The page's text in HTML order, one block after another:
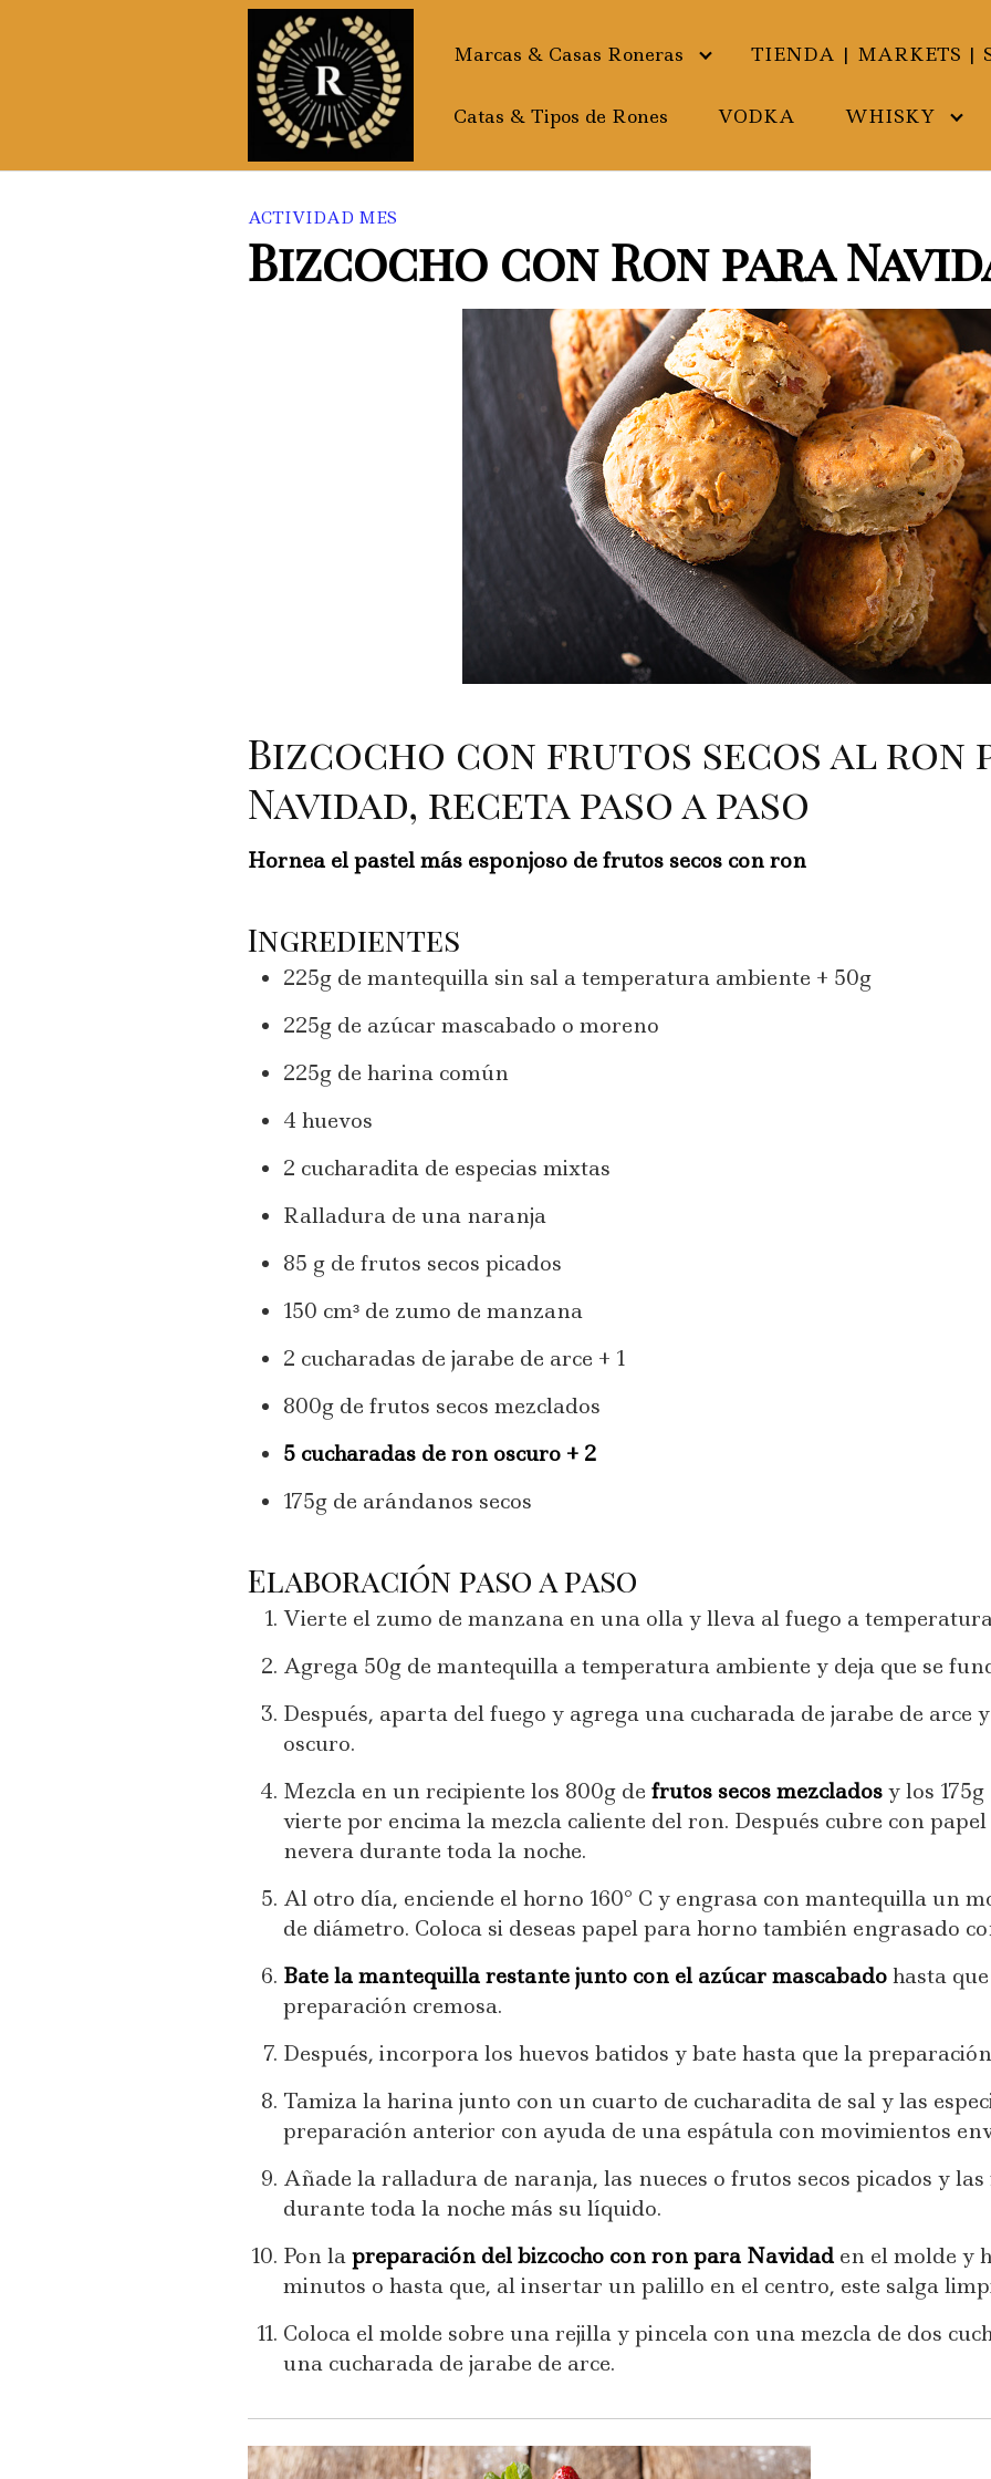
Marcas & Casas Roneras TIENDA | MARKETS |
Catas & Tipos de Rones VODKA WHISKY
ACTIVIDAD MES
Bizcocho con Ron para
Bizcocho con frutos secos al ron
Navidad, receta paso a paso
Hornea el pastel más esponjoso de frutos secos con ron
Ingredientes
225g de mantequilla sin sal a temperatura ambiente + 50g
225g de azúcar mascabado o moreno
225g de harina común
4 huevos
2 cucharadita de especias mixtas
Ralladura de una naranja
85 g de frutos secos picados
150 cm³ de zumo de manzana
2 cucharadas de jarabe de arce + 1
800g de frutos secos mezclados
5 cucharadas de ron oscuro + 2
175g de arándanos secos
Elaboración paso a paso
Vierte el zumo de manzana en una olla y lleva al fuego a
Agrega 50g de mantequilla a temperatura ambiente y deja que se
Después, aparta del fuego y agrega una cucharada de jarabe de arce
oscuro.
Mezcla en un recipiente los 800g de frutos secos mezclados y los
vierte por encima la mezcla caliente del ron. Después cubre con
nevera durante toda la noche.
Al otro día, enciende el horno 160° C y engrasa con mantequilla un
de diámetro. Coloca si deseas papel para horno también engrasado
Bate la mantequilla restante junto con el azúcar mascabado hasta
preparación cremosa.
Después, incorpora los huevos batidos y bate hasta que la
Tamiza la harina junto con un cuarto de cucharadita de sal y las
preparación anterior con ayuda de una espátula con movimientos
Añade la ralladura de naranja, las nueces o frutos secos picados y
durante toda la noche más su líquido.
Pon la preparación del bizcocho con ron para Navidad en el molde y
minutos o hasta que, al insertar un palillo en el centro, este salga
Coloca el molde sobre una rejilla y pincela con una mezcla de dos
una cucharada de jarabe de arce.